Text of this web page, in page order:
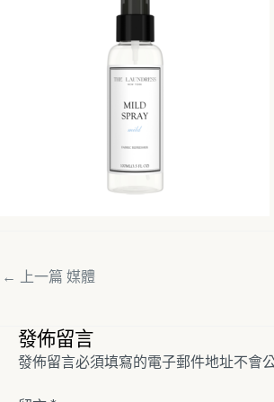
← 上一篇 媒體
發佈留言
發佈留言必須填寫的電子郵件地址不會